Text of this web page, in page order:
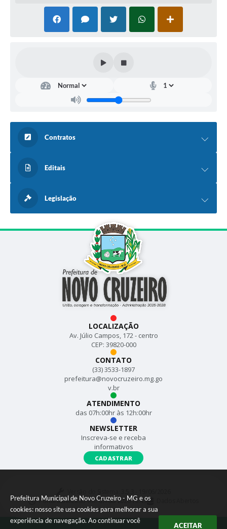
Prefeitura Municipal de Novo Cruzeiro - MG e os
cookies: nosso site usa cookies para melhorar a sua
experiência de navegação. Ao continuar você
ACEITAR
Contratos
Editais
Legislação
LOCALIZAÇÃO
Av. Júlio Campos, 172 - centro
CEP: 39820-000
CONTATO
(33) 3533-1897
prefeitura@novocruzeiro.mg.go
v.br
ATENDIMENTO
das 07h:00hr às 12h:00hr
NEWSLETTER
Inscreva-se e receba
informativos
CADASTRAR
Portal atualizado em:07/08/2026 15:43